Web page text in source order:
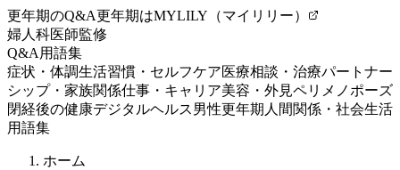
更年期のQ&A更年期はMYLILY（マイリリー）
婦人科医師監修
Q&A 用語集
症状・体調生活習慣・セルフケア医療相談・治療パートナー
シップ・家族関係仕事・キャリア美容・外見ペリメノポーズ
閉経後の健康デジタルヘルス男性更年期 人間関係・社会生活
用語集
ホーム